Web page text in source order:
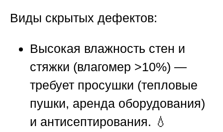
Виды скрытых дефектов:
Высокая влажность стен и
стяжки (влагомер >10%) —
требует просушки (тепловые
пушки, аренда оборудования)
и антисептирования. 💧